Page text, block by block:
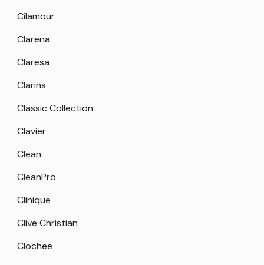
Cilamour
Clarena
Claresa
Clarins
Classic Collection
Clavier
Clean
CleanPro
Clinique
Clive Christian
Clochee